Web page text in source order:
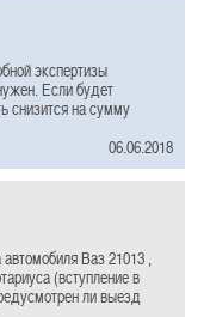
экспертизы
Если будет
снизится на сумму
06.06.2018
Ваз 21013 ,
(вступление в
ли выезд